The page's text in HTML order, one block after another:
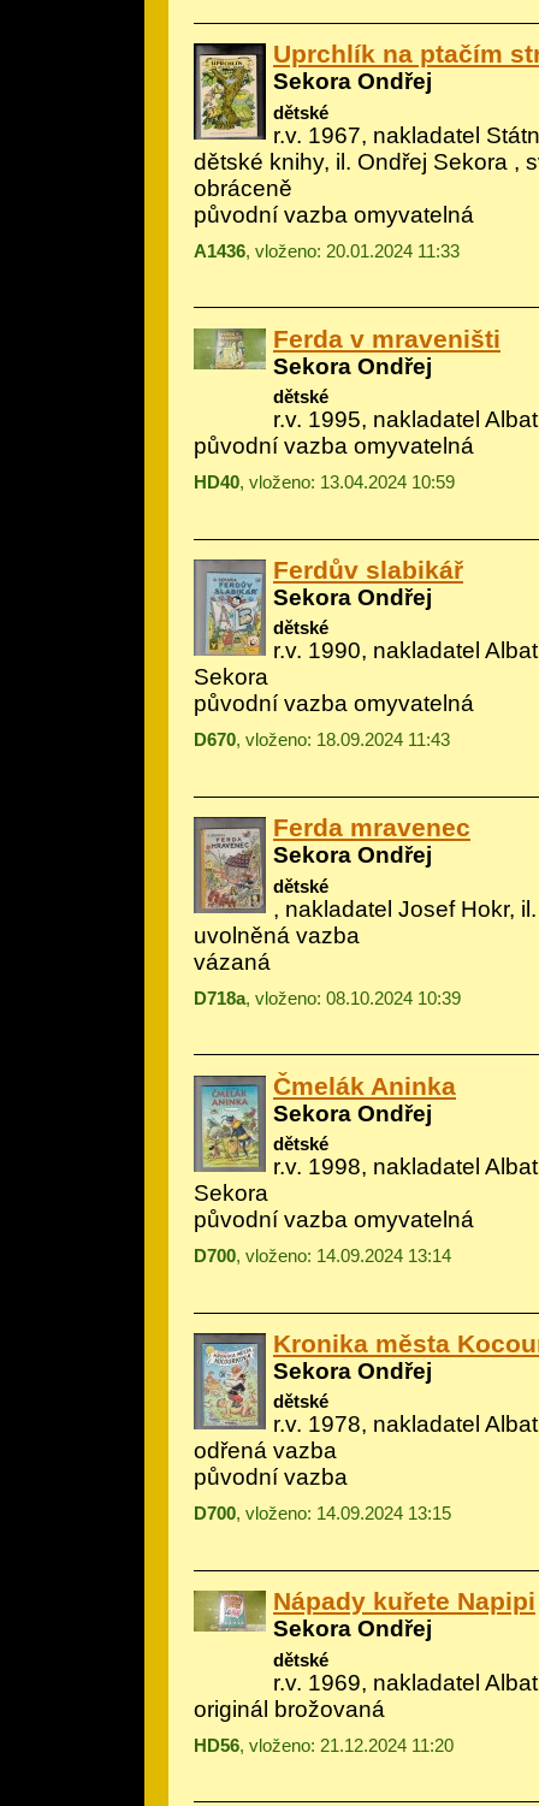
Uprchlík na ptačím
Sekora Ondřej
dětské
r.v. 1967, nakladatel
dětské knihy, il. Ondřej Sekora ,
obráceně
původní vazba omyvatelná
A1436, vloženo: 20.01.2024 11:33
Ferda v mraveništi
Sekora Ondřej
dětské
r.v. 1995, nakladatel
původní vazba omyvatelná
HD40, vloženo: 13.04.2024 10:59
Ferdův slabikář
Sekora Ondřej
dětské
r.v. 1990, nakladatel
Sekora
původní vazba omyvatelná
D670, vloženo: 18.09.2024 11:43
Ferda mravenec
Sekora Ondřej
dětské
, nakladatel Josef Hokr,
uvolněná vazba
vázaná
D718a, vloženo: 08.10.2024 10:39
Čmelák Aninka
Sekora Ondřej
dětské
r.v. 1998, nakladatel
Sekora
původní vazba omyvatelná
D700, vloženo: 14.09.2024 13:14
Kronika města
Sekora Ondřej
dětské
r.v. 1978, nakladatel
odřená vazba
původní vazba
D700, vloženo: 14.09.2024 13:15
Nápady kuřete Napipi
Sekora Ondřej
dětské
r.v. 1969, nakladatel
originál brožovaná
HD56, vloženo: 21.12.2024 11:20